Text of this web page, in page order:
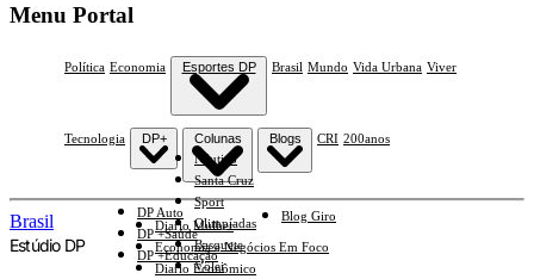
Menu Portal
Política Economia Esportes DP
Náutico
Santa Cruz
Sport
Olimpíadas
Basquete
Vôlei
Brasil Mundo Vida Urbana Viver
Tecnologia DP+
DP Auto
DP +Saúde
DP +Educação
Colunas
Diario Mulher
Economia e Negócios Em Foco
Diario Econômico
Blogs
Blog Giro
CRI 200anos
Brasil
Estúdio DP